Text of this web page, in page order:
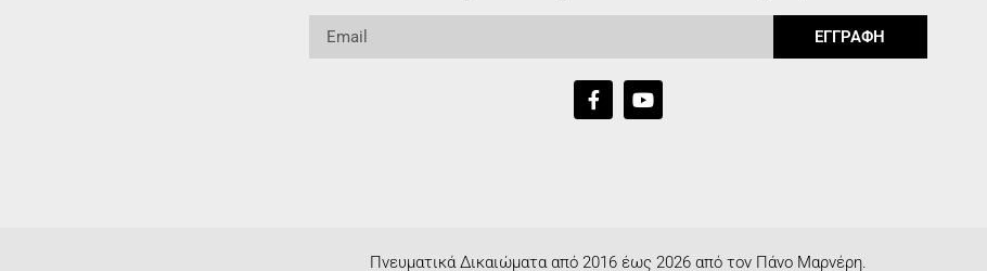
ΕΓΓΡΑΦΗ
Πνευματικά Δικαιώματα από 2016 έως 2026 από τον Πάνο Μαρνέρη.